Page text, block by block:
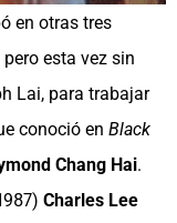
en otras tres
esta vez sin
Lai, para trabajar
conoció en Black
Chang Hai.
Charles Lee